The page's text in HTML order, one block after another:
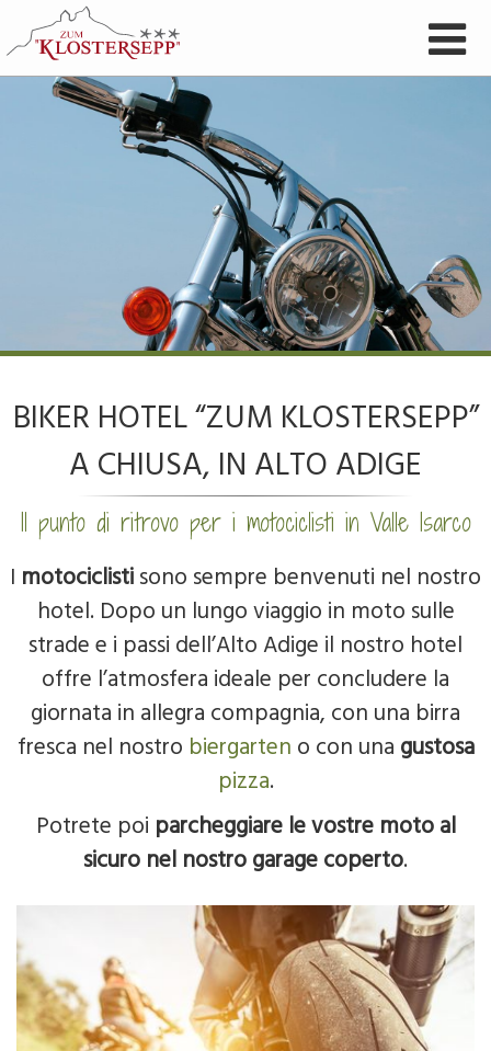
BIKER HOTEL “ZUM KLOSTERSEPP”
A CHIUSA, IN ALTO ADIGE
Il punto di ritrovo per i motociclisti in Valle Isarco
I motociclisti sono sempre benvenuti nel nostro
hotel. Dopo un lungo viaggio in moto sulle
strade e i passi dell’Alto Adige il nostro hotel
offre l’atmosfera ideale per concludere la
giornata in allegra compagnia, con una birra
fresca nel nostro biergarten o con una gustosa
pizza.
Potrete poi parcheggiare le vostre moto al
sicuro nel nostro garage coperto.